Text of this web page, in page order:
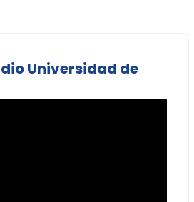
Universidad de